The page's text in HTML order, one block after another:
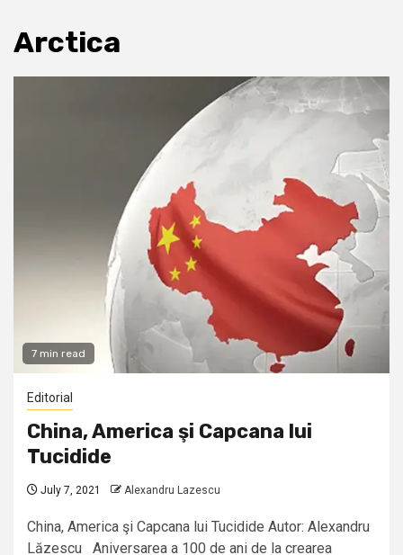
Arctica
7 min read
Editorial
China, America şi Capcana lui
Tucidide
July 7, 2021 Alexandru Lazescu
China, America şi Capcana lui Tucidide Autor: Alexandru
Lăzescu Aniversarea a 100 de ani de la crearea